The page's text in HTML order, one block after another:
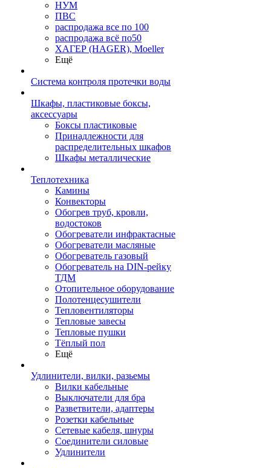
НУМ
ПВС
распродажа все по 100
распродажа всё по50
ХАГЕР (HAGER), Moeller
Ещё
Система контроля протечки воды
Шкафы, пластиковые боксы,
аксессуары
Боксы пластиковые
Принадлежности для
распределительных шкафов
Шкафы металлические
Теплотехника
Камины
Конвекторы
Обогрев труб, кровли,
водостоков
Обогреватели инфрактасные
Обогреватели масляные
Обогреватель газовый
Обогреватель на DIN-рейку
ТДМ
Отопительное оборудование
Полотенцесушители
Тепловентиляторы
Тепловые завесы
Тепловые пушки
Тёплый пол
Ещё
Удлинители, вилки, разьемы
Вилки кабельные
Выключатели для бра
Разветвители, адаптеры
Розетки кабельные
Сетевые кабеля, шнуры
Соединители силовые
Удлинители